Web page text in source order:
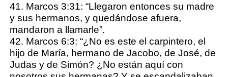
41. Marcos 3:31: “Llegaron entonces su madre
y sus hermanos, y quedándose afuera,
mandaron a llamarle”.
42. Marcos 6:3: “¿No es este el carpintero, el
hijo de María, hermano de Jacobo, de José, de
Judas y de Simón? ¿No están aquí con